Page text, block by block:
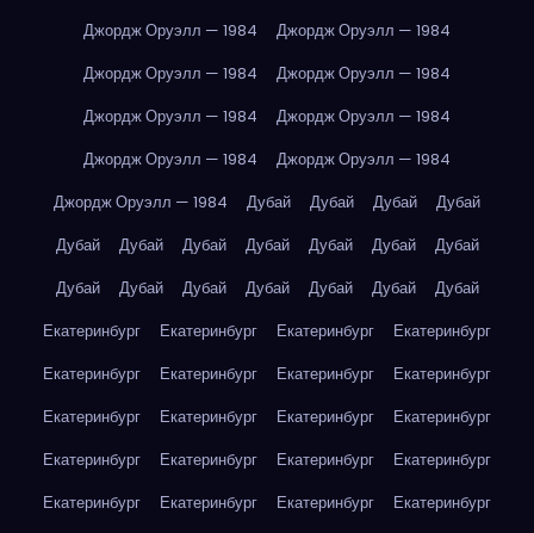
Джордж Оруэлл — 1984
Джордж Оруэлл — 1984
Джордж Оруэлл — 1984
Джордж Оруэлл — 1984
Джордж Оруэлл — 1984
Джордж Оруэлл — 1984
Джордж Оруэлл — 1984
Джордж Оруэлл — 1984
Джордж Оруэлл — 1984
Дубай Дубай Дубай
Дубай
Дубай
Дубай Дубай Дубай Дубай Дубай
Дубай
Дубай
Дубай Дубай Дубай Дубай Дубай
Дубай
Екатеринбург
Екатеринбург Екатеринбург
Екатеринбург
Екатеринбург
Екатеринбург Екатеринбург
Екатеринбург
Екатеринбург
Екатеринбург Екатеринбург
Екатеринбург
Екатеринбург
Екатеринбург Екатеринбург
Екатеринбург
Екатеринбург
Екатеринбург Екатеринбург
Екатеринбург